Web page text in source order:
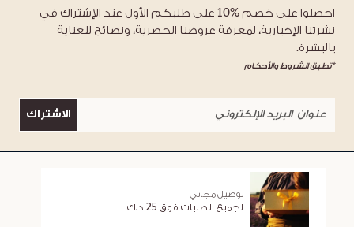
احصلوا على خصم %10 على طلبكم الأول عند الإشتراك في
نشرتنا الإخبارية، لمعرفة عروضنا الحصرية، ونصائح للعناية
بالبشرة.
*تطبق الشروط والأحكام
الاشتراك
توصيل مجاني
لجميع الطلبات فوق 25 د.ك